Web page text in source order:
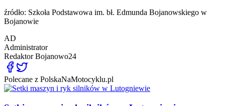
źródło: Szkoła Podstawowa im. bł. Edmunda Bojanowskiego w
Bojanowie
AD
Administrator
RedaktorBojanowo24
Polecane z PolskaNaMotocyklu.pl